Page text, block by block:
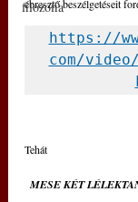
filozófia
ébresztő beszélgetéseit
https://
com/video/
Tehát
MESE KÉT